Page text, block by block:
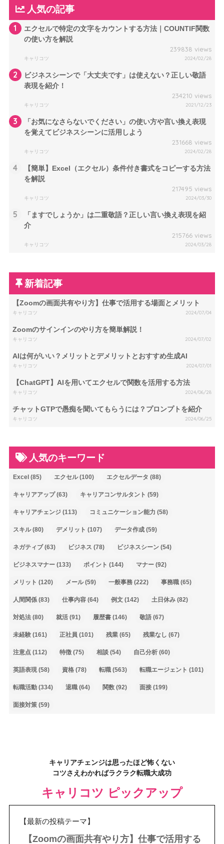
人気の記事
1
エクセルで特定の文字をカウントする方法｜COUNTIF関数
の使い方を解説
239838 views
キャリコツ 2024/02/28
2
ビジネスシーンで「大丈夫です」は使えない？正しい敬語
表現を紹介！
234210 views
キャリコツ 2021/12/23
3
「お気になさらないでください」の使い方や言い換え表現
を覚えてビジネスシーンに活用しよう
231668 views
キャリコツ 2024/02/28
4
【簡単】Excel（エクセル）条件付き書式をコピーする方法
を解説
217495 views
キャリコツ 2024/03/30
5
「ますでしょうか」は二重敬語？正しい言い換え表現を紹
介
215766 views
キャリコツ 2024/03/28
新着記事
【Zoomの画面共有やり方】仕事で活用する場面とメリット
キャリコツ 2024/07/04
Zoomのサインインのやり方を簡単解説！
キャリコツ 2024/07/02
AIは何がいい？メリットとデメリットとおすすめ生成AI
キャリコツ 2024/07/01
【ChatGPT】AIを用いてエクセルで関数を活用する方法
キャリコツ 2024/06/28
チャットGTPで愚痴を聞いてもらうには？プロンプトを紹介
キャリコツ 2024/06/25
人気のキーワード
Excel (85) エクセル(100) エクセルデータ (88)
キャリアアップ(63) キャリアコンサルタント (59)
キャリアチェンジ(113) コミュニケーション能力 (58)
スキル(80) デメリット (107) データ作成(59)
ネガティブ(63) ビジネス (78) ビジネスシーン(54)
ビジネスマナー(133) ポイント (144) マナー(92)
メリット (120) メール(59) 一般事務(222) 事務職(65)
人間関係(83) 仕事内容(64) 例文(142) 土日休み(82)
対処法(80) 就活(91) 履歴書(146) 敬語(67)
未経験(161) 正社員 (101) 残業(65) 残業なし (67)
注意点(112) 特徴(75) 相談(54) 自己分析(60)
英語表現(58) 資格(78) 転職(563) 転職エージェント (101)
転職活動(334) 退職(64) 関数(92) 面接(199)
面接対策(59)
キャリアチェンジは思ったほど怖くない
コツさえわかればラクラク転職大成功
キャリコツ ピックアップ
【最新の投稿テーマ】
【Zoomの画面共有やり方】仕事で活用する